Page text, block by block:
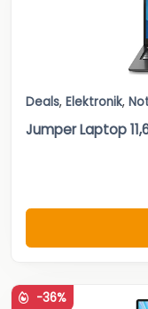
Deals, Elektronik,
Jumper Laptop
-36%